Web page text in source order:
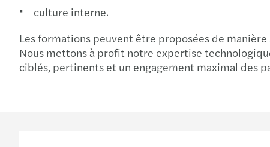
culture interne.
Les formations peuvent être proposées de
Nous mettons à profit notre expertise
ciblés, pertinents et un engagement maximal des